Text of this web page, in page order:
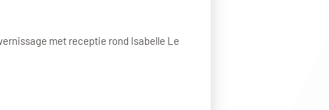
met receptie rond Isabelle Le